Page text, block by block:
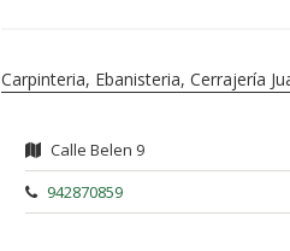
Calle Belen 9
942870859